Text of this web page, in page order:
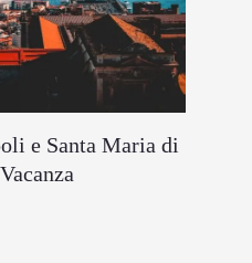
e Santa Maria di